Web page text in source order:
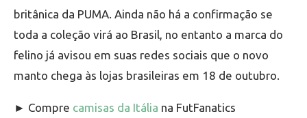
britânica da PUMA. Ainda não há a confirmação se
toda a coleção virá ao Brasil, no entanto a marca do
felino já avisou em suas redes sociais que o novo
manto chega às lojas brasileiras em 18 de outubro.
► Compre camisas da Itália na FutFanatics